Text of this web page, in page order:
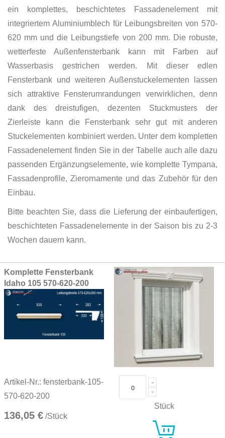
ein komplettes, beschichtetes Fassadenelement mit
integriertem Aluminiumblech für Leibungsbreiten von 570-
620 mm und die Leibungstiefe von 200 mm. Die robuste,
wetterfeste Außenfensterbank kann mit Farben auf
Wasserbasis gestrichen werden. Mit dieser edlen
Fensterbank und weiteren Außenstuckelementen lassen
sich attraktive Fensterumrandungen verwirklichen, denn
dank des dreistufigen, dezenten Stuckmusters der
Zierleiste kann die Fensterbank sehr gut mit anderen
Stuckelementen kombiniert werden. Unter dem kompletten
Fassadenelement finden Sie in der Tabelle auch alle dazu
passenden Ergänzungselemente, wie komplette Tympana,
Fassadenprofile, Zierornamente und das Zubehör für den
Einbau.
Bitte beachten Sie, dass die Lieferung der einbaufertigen,
beschichteten Fassadenelemente in der Saison bis zu 2-3
Wochen dauern kann.
Grouped
product
items
Komplette Fensterbank
Idaho 105 570-620-200
Artikel-Nr.: fensterbank-105-
570-620-200
136,05 € /Stück
Stück